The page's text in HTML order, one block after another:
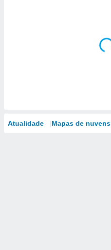
Atualidade Mapas de nuvens